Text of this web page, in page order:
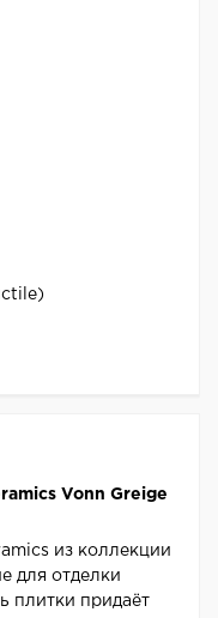
Vonn Greige
из коллекции
для отделки
плитки придаёт